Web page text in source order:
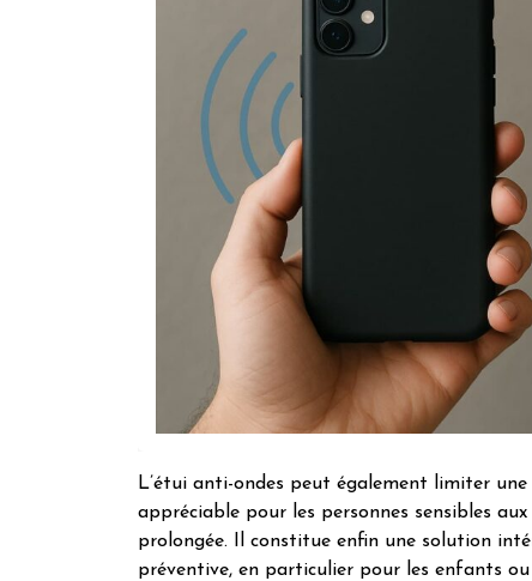
L’étui anti-ondes peut également limiter
appréciable pour les personnes sensibles
prolongée. Il constitue enfin une solution
préventive, en particulier pour les enfants